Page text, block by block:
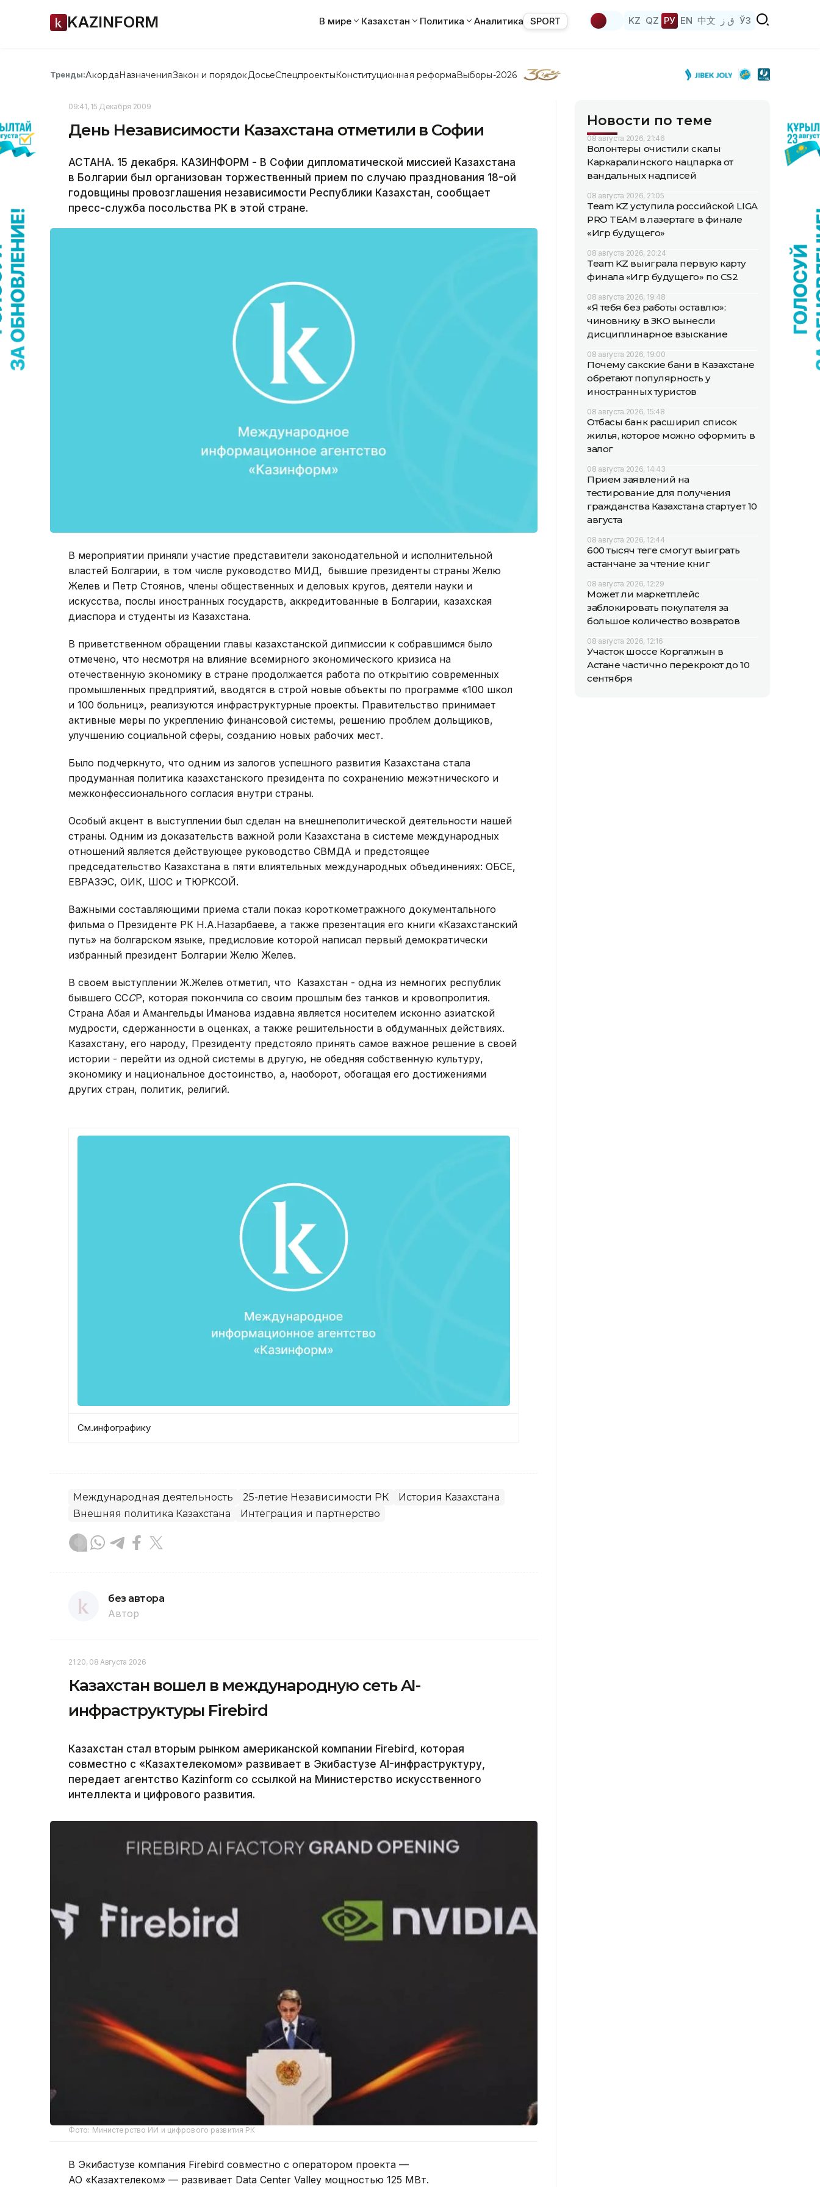
KAZINFORM В мире Казахстан Политика Аналитика SPORT KZ QZ РУ EN 中文 ق ز ЎЗ
Тренды:АкордаНазначенияЗакон и порядок ДосьеСпецпроектыКонституционная реформаВыборы-2026
09:41, 15 Декабря 2009
День Независимости Казахстана отметили в Софии
АСТАНА. 15 декабря. КАЗИНФОРМ - В Софии дипломатической миссией Казахстана
в Болгарии был организован торжественный прием по случаю празднования 18-ой
годовщины провозглашения независимости Республики Казахстан, сообщает
пресс-служба посольства РК в этой стране.
В мероприятии приняли участие представители законодательной и исполнительной
властей Болгарии, в том числе руководство МИД, бывшие президенты страны Желю
Желев и Петр Стоянов, члены общественных и деловых кругов, деятели науки и
искусства, послы иностранных государств, аккредитованные в Болгарии, казахская
диаспора и студенты из Казахстана.
В приветственном обращении главы казахстанской дипмиссии к собравшимся было
отмечено, что несмотря на влияние всемирного экономического кризиса на
отечественную экономику в стране продолжается работа по открытию современных
промышленных предприятий, вводятся в строй новые объекты по программе «100 школ
и 100 больниц», реализуются инфраструктурные проекты. Правительство принимает
активные меры по укреплению финансовой системы, решению проблем дольщиков,
улучшению социальной сферы, созданию новых рабочих мест.
Было подчеркнуто, что одним из залогов успешного развития Казахстана стала
продуманная политика казахстанского президента по сохранению межэтнического и
межконфессионального согласия внутри страны.
Особый акцент в выступлении был сделан на внешнеполитической деятельности нашей
страны. Одним из доказательств важной роли Казахстана в системе международных
отношений является действующее руководство СВМДА и предстоящее
председательство Казахстана в пяти влиятельных международных объединениях: ОБСЕ,
ЕВРАЗЭС, ОИК, ШОС и ТЮРКСОЙ.
Важными составляющими приема стали показ короткометражного документального
фильма о Президенте РК Н.А.Назарбаеве, а также презентация его книги «Казахстанский
путь» на болгарском языке, предисловие которой написал первый демократически
избранный президент Болгарии Желю Желев.
В своем выступлении Ж.Желев отметил, что Казахстан - одна из немногих республик
бывшего СССР, которая покончила со своим прошлым без танков и кровопролития.
Страна Абая и Амангельды Иманова издавна является носителем исконно азиатской
мудрости, сдержанности в оценках, а также решительности в обдуманных действиях.
Казахстану, его народу, Президенту предстояло принять самое важное решение в своей
истории - перейти из одной системы в другую, не обедняя собственную культуру,
экономику и национальное достоинство, а, наоборот, обогащая его достижениями
других стран, политик, религий.
См.инфографику
Международная деятельность 25-летие Независимости РК
История Казахстана
Внешняя политика Казахстана
Интеграция и партнерство
без автора
Автор
21:20, 08 Августа 2026
Казахстан вошел в международную сеть AI-
инфраструктуры Firebird
Казахстан стал вторым рынком американской компании Firebird, которая
совместно с «Казахтелекомом» развивает в Экибастузе AI-инфраструктуру,
передает агентство Kazinform со ссылкой на Министерство искусственного
интеллекта и цифрового развития.
Фото: Министерство ИИ и цифрового развития РК
В Экибастузе компания Firebird совместно с оператором проекта —
АО «Казахтелеком» — развивает Data Center Valley мощностью 125 МВт.
Новости по теме
08 августа 2026, 21:46
Волонтеры очистили скалы
Каркаралинского нацпарка от
вандальных надписей
08 августа 2026, 21:05
Team KZ уступила российской LIGA
PRO TEAM в лазертаге в финале
«Игр будущего»
08 августа 2026, 20:24
Team KZ выиграла первую карту
финала «Игр будущего» по CS2
08 августа 2026, 19:48
«Я тебя без работы оставлю»:
чиновнику в ЗКО вынесли
дисциплинарное взыскание
08 августа 2026, 19:00
Почему сакские бани в Казахстане
обретают популярность у
иностранных туристов
08 августа 2026, 15:48
Отбасы банк расширил список
жилья, которое можно оформить в
залог
08 августа 2026, 14:43
Прием заявлений на
тестирование для получения
гражданства Казахстана стартует 10
августа
08 августа 2026, 12:44
600 тысяч теңге смогут выиграть
астанчане за чтение книг
08 августа 2026, 12:29
Может ли маркетплейс
заблокировать покупателя за
большое количество возвратов
08 августа 2026, 12:16
Участок шоссе Коргалжын в
Астане частично перекроют до 10
сентября